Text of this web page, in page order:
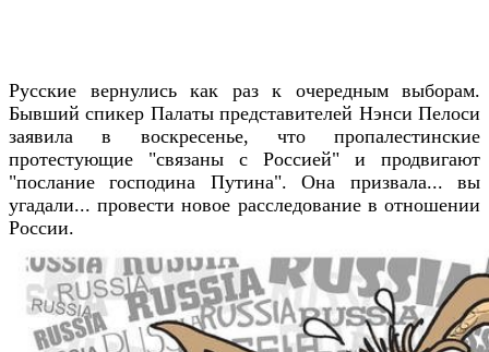
Русские вернулись как раз к очередным выборам.
Бывший спикер Палаты представителей Нэнси Пелоси
заявила в воскресенье, что пропалестинские
протестующие "связаны с Россией" и продвигают
"послание господина Путина". Она призвала... вы
угадали... провести новое расследование в отношении
России.